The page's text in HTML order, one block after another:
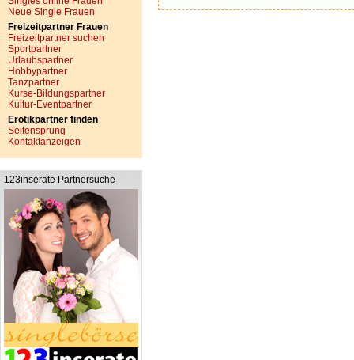
Neue Single Frauen
Freizeitpartner Frauen
Freizeitpartner suchen
Sportpartner
Urlaubspartner
Hobbypartner
Tanzpartner
Kurse-Bildungspartner
Kultur-Eventpartner
Erotikpartner finden
Seitensprung
Kontaktanzeigen
123inserate Partnersuche